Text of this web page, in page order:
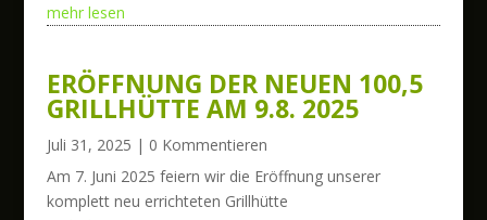
mehr lesen
ERÖFFNUNG DER NEUEN 100,5
GRILLHÜTTE AM 9.8. 2025
Juli 31, 2025 | 0 Kommentieren
Am 7. Juni 2025 feiern wir die Eröffnung unserer
komplett neu errichteten Grillhütte